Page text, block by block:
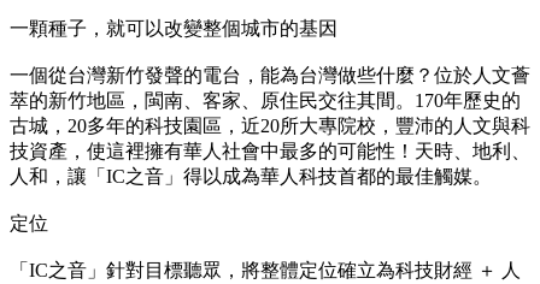
一顆種子，就可以改變整個城市的基因
一個從台灣新竹發聲的電台，能為台灣做些什麼？位於人文薈
萃的新竹地區，閩南、客家、原住民交往其間。170年歷史的
古城，20多年的科技園區，近20所大專院校，豐沛的人文與科
技資產，使這裡擁有華人社會中最多的可能性！天時、地利、
人和，讓「IC之音」得以成為華人科技首都的最佳觸媒。
定位
「IC之音」針對目標聽眾，將整體定位確立為科技財經 ＋ 人